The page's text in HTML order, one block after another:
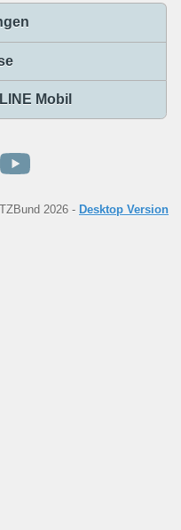
Mobil
2026 - Desktop Version